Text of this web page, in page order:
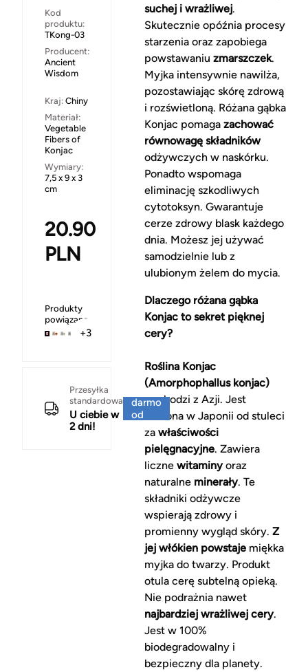
Kod
produktu:
TKong-03
Producent:
Ancient
Wisdom
Kraj: Chiny
Materiał:
Vegetable
Fibers of
Konjac
Wymiary:
7,5 x 9 x 3
cm
20.90
PLN
Produkty
powiązane
+3
Przesyłka
standardowa
U ciebie w
2 dni!
darmo
od
suchej i wrażliwej.
Skutecznie opóźnia procesy
starzenia oraz zapobiega
powstawaniu zmarszczek.
Myjka intensywnie nawilża,
pozostawiając skórę zdrową
i rozświetloną. Różana gąbka
Konjac pomaga zachować
równowagę składników
odżywczych w naskórku.
Ponadto wspomaga
eliminację szkodliwych
cytotoksyn. Gwarantuje
cerze zdrowy blask każdego
dnia. Możesz jej używać
samodzielnie lub z
ulubionym żelem do mycia.
Dlaczego różana gąbka
Konjac to sekret pięknej
cery?
Roślina Konjac
(Amorphophallus konjac)
pochodzi z Azji. Jest
ceniona w Japonii od stuleci
za właściwości
pielęgnacyjne. Zawiera
liczne witaminyoraz
naturalne minerały. Te
składniki odżywcze
wspierają zdrowy i
promienny wygląd skóry. Z
jej włókien powstajemiękka
myjka do twarzy. Produkt
otula cerę subtelną opieką.
Nie podrażnia nawet
najbardziej wrażliwej cery.
Jest w 100%
biodegradowalny i
bezpieczny dla planety.